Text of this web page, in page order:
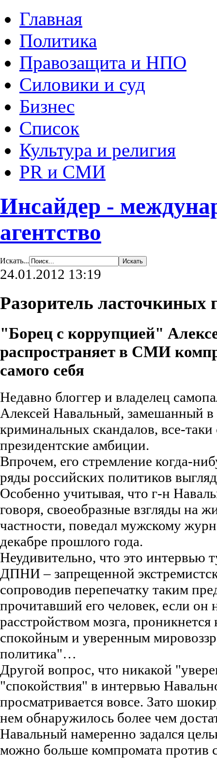
Главная
Политика
Правозащита и НПО
Силовики и суд
Бизнес
Список
Культура и религия
PR и СМИ
Инсайдер -
агентство
Искать...
24.01.2012 13:19
Разоритель ласточкиных
"Борец с коррупцией"
распространяет в СМИ
самого себя
Недавно блоггер и владелец
Алексей Навальный, замешанный в
криминальных скандалов, все-таки
президентские амбиции.
Впрочем, его стремление когда-
ряды российских политиков
Особенно учитывая, что г-н
говоря, своеобразные взгляды на
частности, поведал мужскому
декабре прошлого года.
Неудивительно, что это интервью
ДПНИ – запрещенной
сопроводив перепечатку таким
прочитавший его человек, если он
расстройством мозга,
спокойным и уверенным
политика"…
Другой вопрос, что никакой
"спокойствия" в интервью
просматривается вовсе. Зато
нем обнаружилось более чем
Навальный намеренно задался
можно больше компромата против